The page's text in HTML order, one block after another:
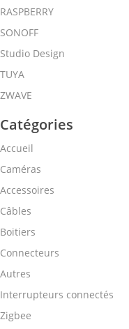
RASPBERRY
SONOFF
Studio Design
TUYA
ZWAVE
Catégories
Accueil
Caméras
Accessoires
Câbles
Boitiers
Connecteurs
Autres
Interrupteurs connectés
Zigbee